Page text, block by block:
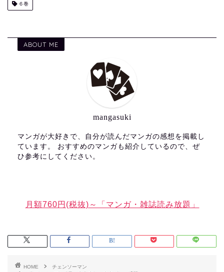
６巻
ABOUT ME
mangasuki
マンガが大好きで、自分が読んだマンガの感想を掲載し
ています。 おすすめのマンガも紹介しているので、ぜ
ひ参考にしてください。
月額760円(税抜)～「マンガ・雑誌読み放題」
HOME
チェンソーマン